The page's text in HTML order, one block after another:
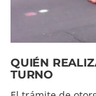
QUIÉN
TURNO